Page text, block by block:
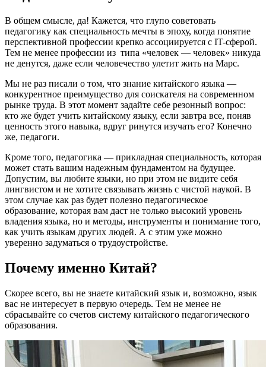
В общем смысле, да! Кажется, что глупо советовать
педагогику как специальность мечты в эпоху, когда понятие
перспективной профессии крепко ассоциируется с IT-сферой.
Тем не менее профессии из типа «человек — человек» никуда
не денутся, даже если человечество улетит жить на Марс.
Мы не раз писали о том, что знание китайского языка —
конкурентное преимущество для соискателя на современном
рынке труда. В этот момент задайте себе резонный вопрос:
кто же будет учить китайскому языку, если завтра все, поняв
ценность этого навыка, вдруг ринутся изучать его? Конечно
же, педагоги.
Кроме того, педагогика — прикладная специальность, которая
может стать вашим надежным фундаментом на будущее.
Допустим, вы любите языки, но при этом не видите себя
лингвистом и не хотите связывать жизнь с чистой наукой. В
этом случае как раз будет полезно педагогическое
образование, которая вам даст не только высокий уровень
владения языка, но и методы, инструменты и понимание того,
как учить языкам других людей. А с этим уже можно
уверенно задуматься о трудоустройстве.
Почему именно Китай?
Скорее всего, вы не знаете китайский язык и, возможно, язык
вас не интересует в первую очередь. Тем не менее не
сбрасывайте со счетов систему китайского педагогического
образования.